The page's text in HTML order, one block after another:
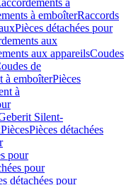
à
à emboîterRaccords
Pièces détachées pour
aux
aux appareilsCoudes
de
à emboîterPièces
à
Silent-
PiècesPièces détachées
pour
pour
détachées pour